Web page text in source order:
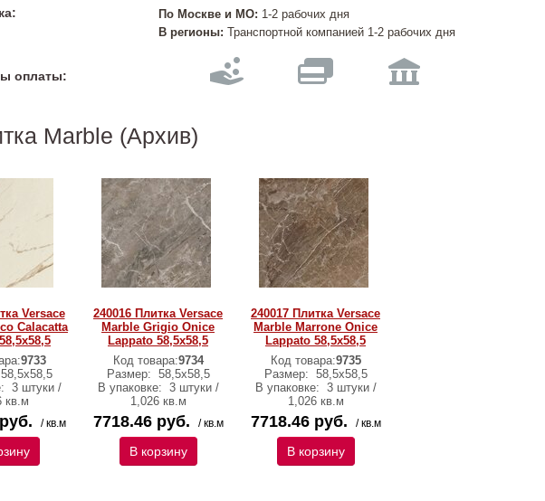
По Москве и МО: 1-2 рабочих дня
В регионы: Транспортной компанией 1-2 рабочих дня
оплаты:
Marble (Архив)
Versace
Calacatta
9733
58,5х58,5
3 штуки /
кв.м
/ кв.м
240016 Плитка Versace
Marble Grigio Onice
Lappato 58,5х58,5
Код товара:9734
Размер: 58,5х58,5
В упаковке: 3 штуки /
1,026 кв.м
7718.46 руб. / кв.м
В корзину
240017 Плитка Versace
Marble Marrone Onice
Lappato 58,5х58,5
Код товара:9735
Размер: 58,5х58,5
В упаковке: 3 штуки /
1,026 кв.м
7718.46 руб. / кв.м
В корзину